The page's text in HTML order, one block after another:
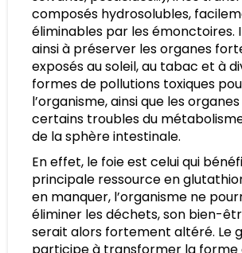
composés hydrosolubles,
éliminables par les émonctoires.
ainsi à préserver les organes
exposés au soleil, au tabac et à
formes de pollutions toxiques
l’organisme, ainsi que les
certains troubles du
de la sphère intestinale.
En effet, le foie est celui qui
principale ressource en
en manquer, l’organisme ne
éliminer les déchets, son bien-
serait alors fortement altéré. Le